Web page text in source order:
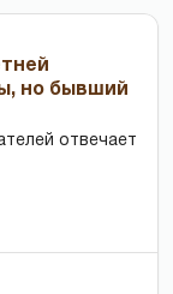
но бывший
отвечает